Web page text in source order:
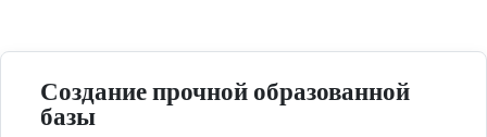
Создание прочной образованной
базы